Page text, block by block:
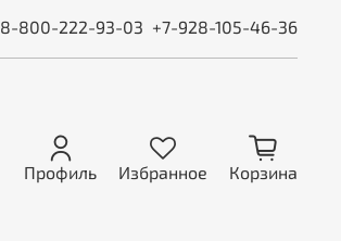
8-800-222-93-03 +7-928-105-46-36
Профиль Избранное Корзина